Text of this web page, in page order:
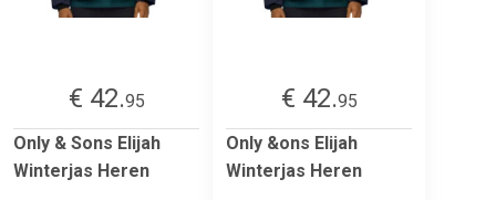
€ 42.95
Only & Sons Elijah
Winterjas Heren
€ 42.95
Only &ons Elijah
Winterjas Heren